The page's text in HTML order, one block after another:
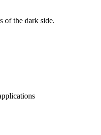
of the dark side.